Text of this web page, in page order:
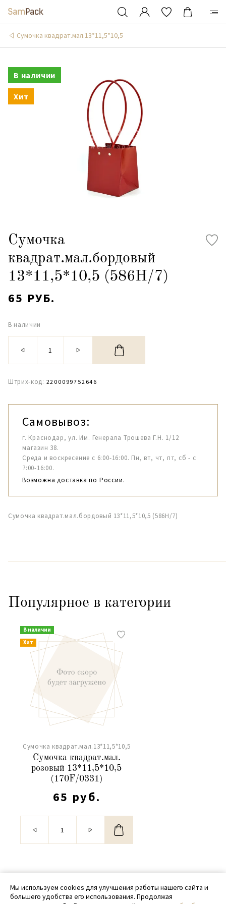
Сумочка квадрат.мал.13*11,5*10,5
В наличии
Хит
Сумочка
квадрат.мал.бордовый
13*11,5*10,5 (586H/7)
65 РУБ.
В наличии
Штрих-код: 2200099752646
Самовывоз:
г. Краснодар, ул. Им. Генерала Трошева Г.Н. 1/12
магазин 38.
Среда и воскресение с 6:00-16:00. Пн, вт, чт, пт, сб - с
7:00-16:00.
Возможна доставка по России.
Сумочка квадрат.мал.бордовый 13*11,5*10,5 (586H/7)
Популярное в категории
В наличии
Хит
Сумочка квадрат.мал.13*11,5*10,5
Сумочка квадрат.мал.
розовый 13*11,5*10,5
(170F/0331)
65 руб.
© 2020 - 2026 SamPack
Мы используем cookies для улучшения работы нашего сайта и
большего удобства его использования. Продолжая